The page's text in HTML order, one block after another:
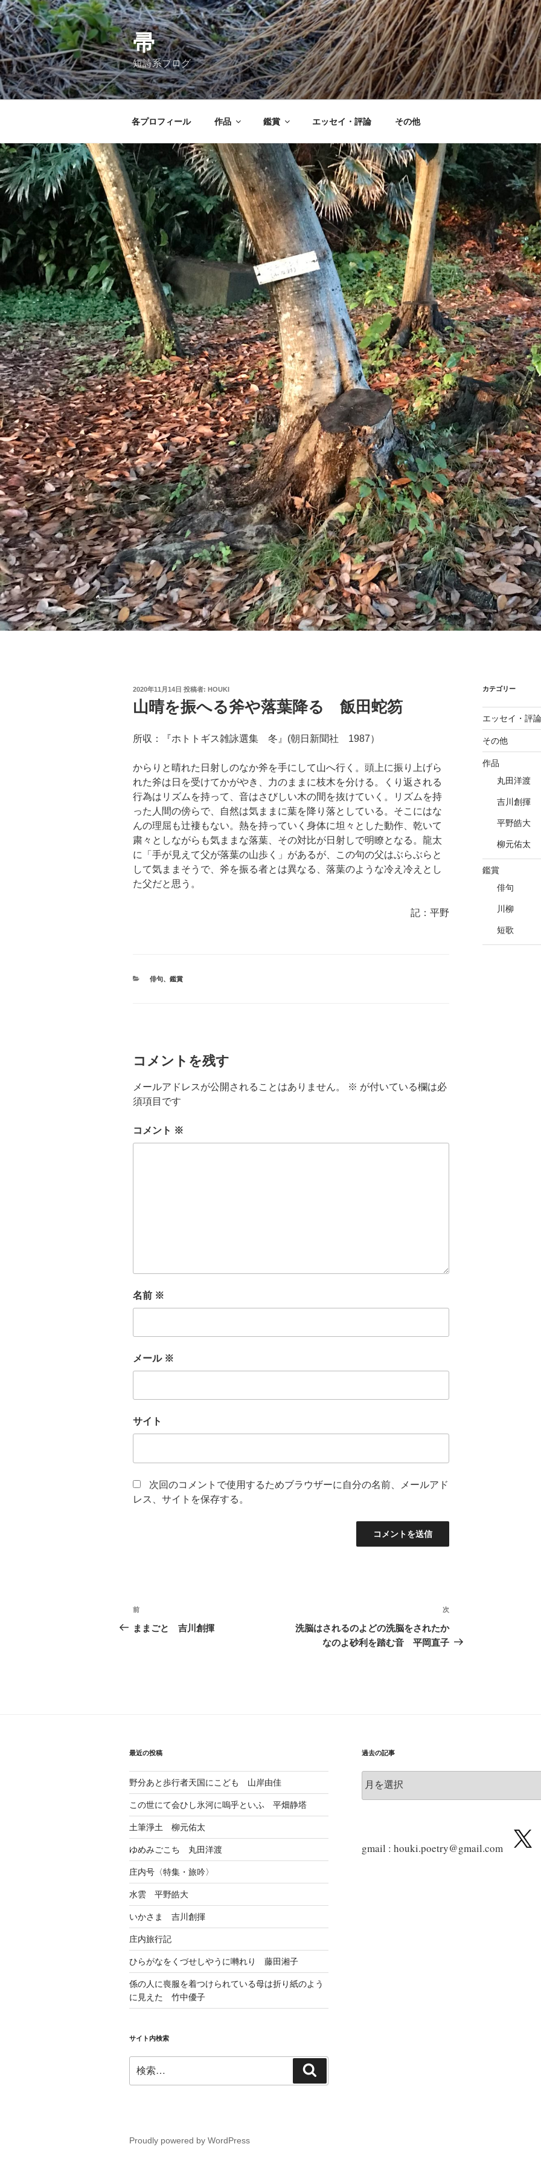
コ
ン
テ
ン
ツ
へ
ス
帚
短詩系ブログ
各プロフィール 作品 鑑賞 エッセイ・評論 その他
投
2020年11月14日 投稿者: HOUKI
山晴を振へる斧や落葉降る 飯田蛇笏
所収：『ホトトギス雑詠選集 冬』(朝日新聞社 1987）
からりと晴れた日射しのなか斧を手にして山へ行く。頭上に振り上げら
れた斧は日を受けてかがやき、力のままに枝木を分ける。くり返される
行為はリズムを持って、音はさびしい木の間を抜けていく。リズムを持
った人間の傍らで、自然は気ままに葉を降り落としている。そこにはな
んの理屈も辻褄もない。熱を持っていく身体に坦々とした動作、乾いて
粛々としながらも気ままな落葉、その対比が日射しで明瞭となる。龍太
に「手が見えて父が落葉の山歩く」があるが、この句の父はぶらぶらと
して気ままそうで、斧を振る者とは異なる、落葉のような冷え冷えとし
た父だと思う。
記：平野
カ
俳句、 鑑賞
コメントを残す
メールアドレスが公開されることはありません。 ※ が付いている欄は必
須項目です
コメント ※
名前 ※
メール ※
サイト
次回のコメントで使用するためブラウザーに自分の名前、メールアド
レス、サイトを保存する。
投
稿
ョ
ン
前
の
前
ままごと 吉川創揮
次
の
投
次
洗脳はされるのよどの洗脳をされたか
なのよ砂利を踏む音 平岡直子
カテゴリー
エッセイ・評論
その他
作品
丸田洋渡
吉川創揮
平野皓大
柳元佑太
鑑賞
俳句
川柳
短歌
最近の投稿
野分あと歩行者天国にこども 山岸由佳
この世にて会ひし氷河に嗚乎といふ 平畑静塔
土筆淨土 柳元佑太
ゆめみごこち 丸田洋渡
庄内号〈特集・旅吟〉
水雲 平野皓大
いかさま 吉川創揮
庄内旅行記
ひらがなをくづせしやうに囀れり 藤田湘子
係の人に喪服を着つけられている母は折り紙のよう
に見えた 竹中優子
サイト内検索
索:
索
過去の記事
去
gmail : houki.poetry@gmail.com
Proudly powered by WordPress